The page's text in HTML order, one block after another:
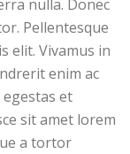
nulla. Donec
Pellentesque
elit. Vivamus in
enim ac
et
sit amet lorem
a tortor